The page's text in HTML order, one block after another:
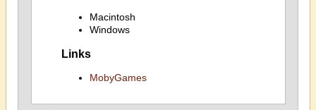
Macintosh
Windows
Links
MobyGames